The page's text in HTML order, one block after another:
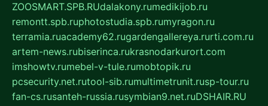
ZOOSMART.SPB.RUdalakony.rumedikijob.ru
remontt.spb.ruphotostudia.spb.rumyragon.ru
terramia.ruacademy62.rugardengallereya.rurti.com.ru
artem-news.rubiserinca.rukrasnodarkurort.com
imshowtv.rumebel-v-tule.rumobtopik.ru
pcsecurity.net.rutool-sib.rumultimetrunit.rusp-tour.ru
fan-cs.rusanteh-russia.rusymbian9.net.ruDSHAIR.RU